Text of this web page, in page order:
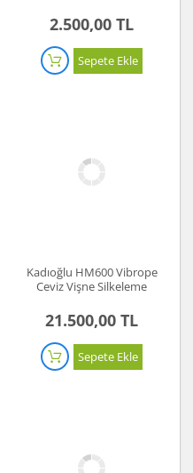
2.500,00 TL
Sepete Ekle
Kadıoğlu HM600 Vibrope
Ceviz Vişne Silkeleme
21.500,00 TL
Sepete Ekle